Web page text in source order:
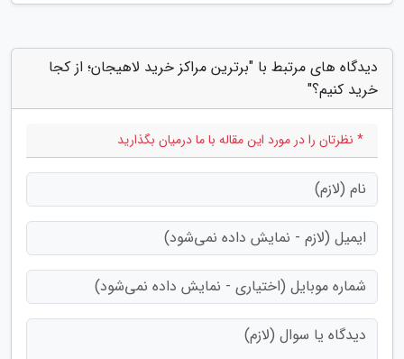
دیدگاه های مرتبط با "برترین مراکز خرید لاهیجان؛ از کجا
خرید کنیم؟"
* نظرتان را در مورد این مقاله با ما درمیان بگذارید